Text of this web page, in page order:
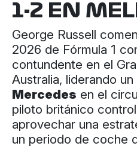
1-2 EN
George Russell
2026 de Fórmula 1
contundente en el
Australia, liderando un
Mercedes en el
piloto británico
aprovechar una
un periodo de coche